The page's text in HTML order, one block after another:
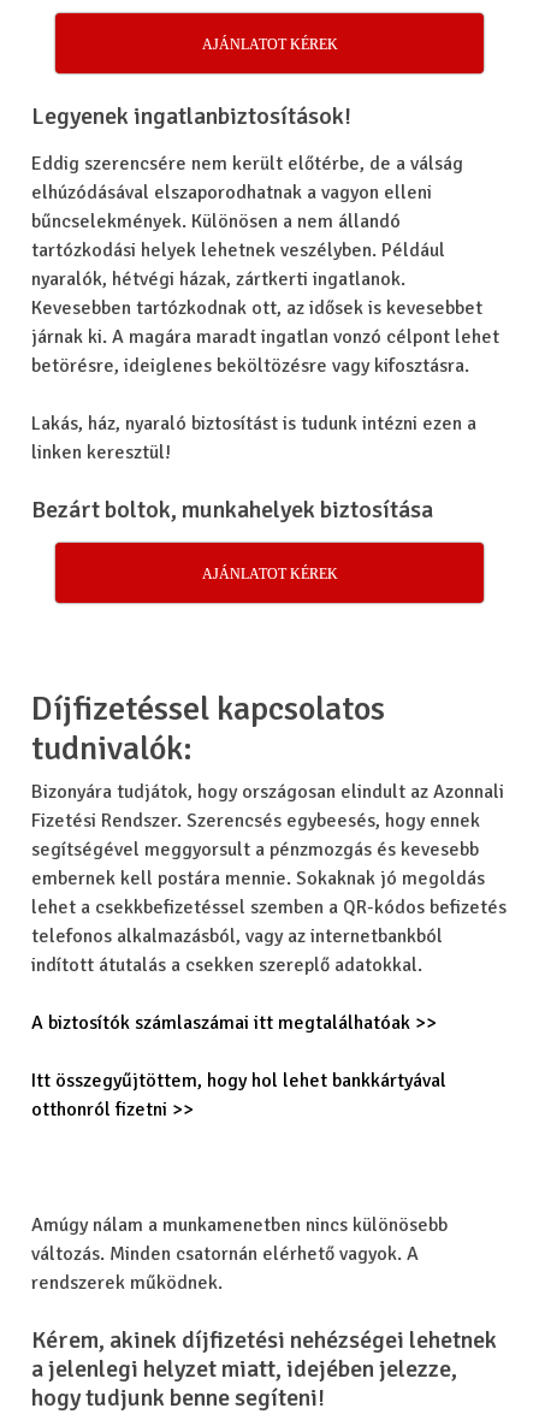
AJÁNLATOT KÉREK
Legyenekingatlanbiztosítások!
Eddig szerencsére nem került előtérbe, de a válság
elhúzódásával elszaporodhatnak a vagyon elleni
bűncselekmények. Különösen a nem állandó
tartózkodási helyek lehetnek veszélyben. Például
nyaralók, hétvégi házak, zártkerti ingatlanok.
Kevesebben tartózkodnak ott, az idősek is kevesebbet
járnak ki. A magára maradt ingatlan vonzó célpont lehet
betörésre, ideiglenes beköltözésre vagy kifosztásra.
Lakás, ház, nyaraló biztosítást is tudunk intézni ezen a
linken keresztül!
Bezárt boltok, munkahelyek biztosítása
AJÁNLATOT KÉREK
Díjfizetéssel kapcsolatos
tudnivalók:
Bizonyára tudjátok, hogy országosan elindult az Azonnali
Fizetési Rendszer. Szerencsés egybeesés, hogy ennek
segítségével meggyorsult a pénzmozgás és kevesebb
embernek kell postára mennie. Sokaknak jó megoldás
lehet a csekkbefizetéssel szemben a QR-kódos befizetés
telefonos alkalmazásból, vagy az internetbankból
indított átutalás a csekken szereplő adatokkal.
A biztosítók számlaszámai itt megtalálhatóak >>
Itt összegyűjtöttem, hogy hol lehet bankkártyával
otthonról fizetni >>
Amúgy nálam a munkamenetben nincs különösebb
változás. Minden csatornán elérhető vagyok. A
rendszerek működnek.
Kérem, akinek díjfizetési nehézségei lehetnek
a jelenlegi helyzet miatt, idejében jelezze,
hogy tudjunk benne segíteni!